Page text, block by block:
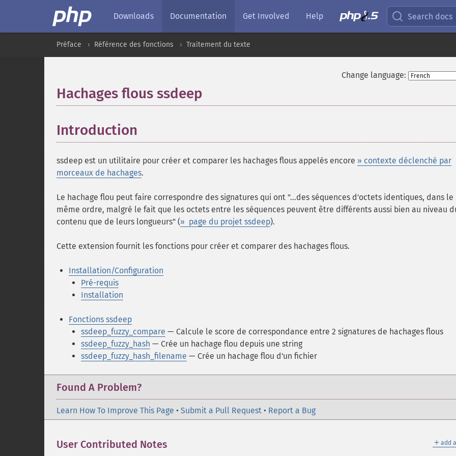
Downloads Documentation Get Involved Help Search docs
Préface Référence des fonctions Traitement du texte
Change language:
Hachages flous ssdeep
Introduction
ssdeep est un utilitaire pour créer et comparer les hachages flous appelés encore » contexte déclenché par
morceaux de hachages.
Le hachage flou peut faire correspondre des signatures qui ont "...des séquences d'octets identiques, dans le
même ordre, malgré le fait que les octets entre les séquences peuvent être différents aussi bien au niveau
contenu que de leurs longueurs" (» page du projet ssdeep).
Cette extension fournit les fonctions pour créer et comparer des hachages flous.
Installation/Configuration
Pré-requis
Installation
Fonctions ssdeep
ssdeep_fuzzy_compare — Calcule le score de correspondance entre 2 signatures de hachages flous
ssdeep_fuzzy_hash — Crée un hachage flou depuis une string
ssdeep_fuzzy_hash_filename — Crée un hachage flou d'un fichier
Found A Problem?
Learn How To Improve This Page • Submit a Pull Request • Report a Bug
＋ add
User Contributed Notes